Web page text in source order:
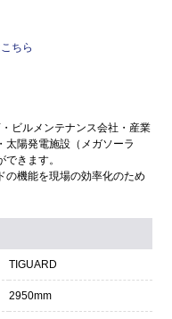
ちら
ビルメンテナンス会社・産業
太陽発電施設（メガソーラ
きます。
の機能を現場の効率化のため
TIGUARD
2950mm